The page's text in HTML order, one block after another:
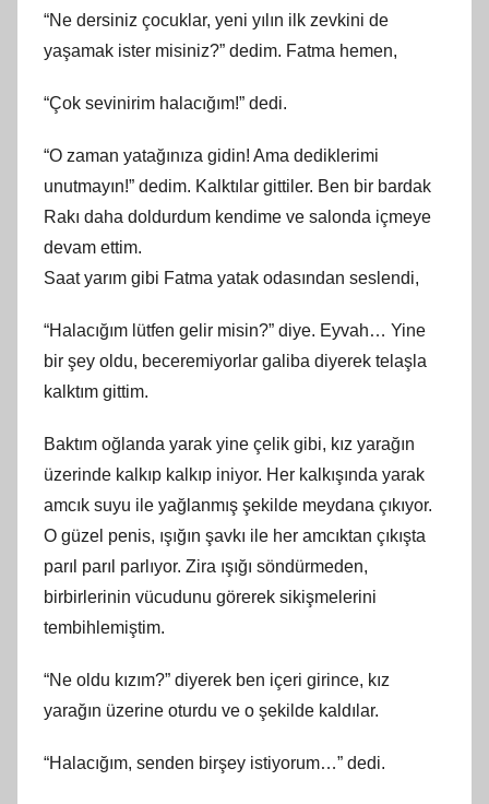
“Ne dersiniz çocuklar, yeni yılın ilk zevkini de
yaşamak ister misiniz?” dedim. Fatma hemen,
“Çok sevinirim halacığım!” dedi.
“O zaman yatağınıza gidin! Ama dediklerimi
unutmayın!” dedim. Kalktılar gittiler. Ben bir bardak
Rakı daha doldurdum kendime ve salonda içmeye
devam ettim.
Saat yarım gibi Fatma yatak odasından seslendi,
“Halacığım lütfen gelir misin?” diye. Eyvah… Yine
bir şey oldu, beceremiyorlar galiba diyerek telaşla
kalktım gittim.
Baktım oğlanda yarak yine çelik gibi, kız yarağın
üzerinde kalkıp kalkıp iniyor. Her kalkışında yarak
amcık suyu ile yağlanmış şekilde meydana çıkıyor.
O güzel penis, ışığın şavkı ile her amcıktan çıkışta
parıl parıl parlıyor. Zira ışığı söndürmeden,
birbirlerinin vücudunu görerek sikişmelerini
tembihlemiştim.
“Ne oldu kızım?” diyerek ben içeri girince, kız
yarağın üzerine oturdu ve o şekilde kaldılar.
“Halacığım, senden birşey istiyorum…” dedi.